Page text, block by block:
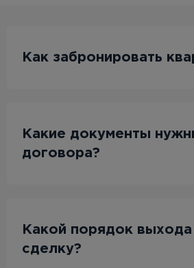
Как забронировать
Какие документы
договора?
Какой порядок выхода
сделку?